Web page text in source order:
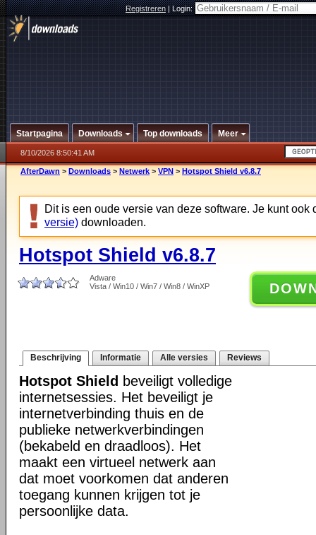
Registreren|Login:
Startpagina Downloads Top downloads Meer
8/10/2026 8:50:41 AM
AfterDawn > Downloads > Netwerk > VPN > Hotspot Shield v6.8.7
Dit is een oude versie van deze software. Je kunt ook
versie) downloaden.
Hotspot Shield v6.8.7
Adware
Vista / Win10 / Win7 / Win8 / WinXP
Beschrijving Informatie Alle versies Reviews
Hotspot Shield beveiligt volledige
internetsessies. Het beveiligt je
internetverbinding thuis en de
publieke netwerkverbindingen
(bekabeld en draadloos). Het
maakt een virtueel netwerk aan
dat moet voorkomen dat anderen
toegang kunnen krijgen tot je
persoonlijke data.